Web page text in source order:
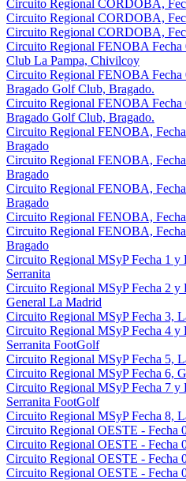
Circuito Regional CORDOBA,
Circuito Regional CORDOBA,
Circuito Regional CORDOBA,
Circuito Regional FENOBA
Club La Pampa, Chivilcoy
Circuito Regional FENOBA
Bragado Golf Club, Bragado.
Circuito Regional FENOBA
Bragado Golf Club, Bragado.
Circuito Regional FENOBA,
Bragado
Circuito Regional FENOBA,
Bragado
Circuito Regional FENOBA,
Bragado
Circuito Regional FENOBA,
Circuito Regional FENOBA,
Bragado
Circuito Regional MSyP Fecha 1 y
Serranita
Circuito Regional MSyP Fecha 2 y
General La Madrid
Circuito Regional MSyP Fecha 3,
Circuito Regional MSyP Fecha 4 y
Serranita FootGolf
Circuito Regional MSyP Fecha 5,
Circuito Regional MSyP Fecha 6,
Circuito Regional MSyP Fecha 7 y
Serranita FootGolf
Circuito Regional MSyP Fecha 8,
Circuito Regional OESTE - Fecha
Circuito Regional OESTE - Fecha
Circuito Regional OESTE - Fecha
Circuito Regional OESTE - Fecha